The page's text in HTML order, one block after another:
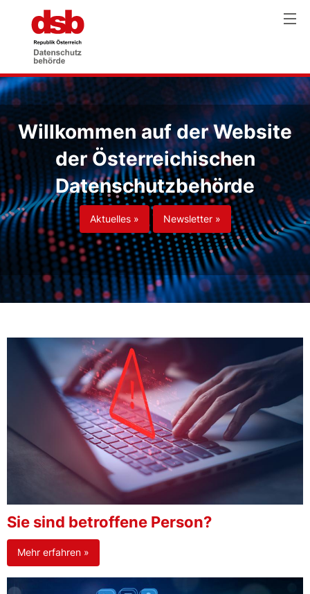
Willkommen auf der Website
der Österreichischen
Datenschutzbehörde
Aktuelles » Newsletter »
Sie sind betroffene Person?
Mehr erfahren »